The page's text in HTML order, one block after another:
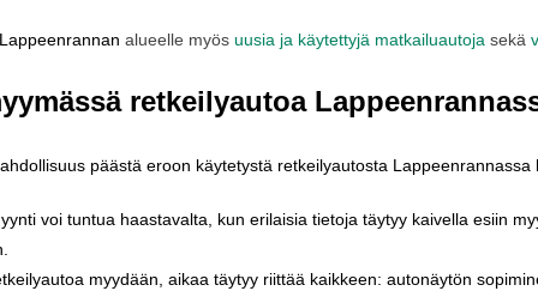
Lappeenrannan alueelle myös uusia ja käytettyjä matkailuautoja sekä
retkeilyautoa
päästä eroon käytetystä retkeilyautosta Lappeenrannassa
voi tuntua haastavalta kun erilaisia tietoja täytyy kaivella esiin
myydään aikaa täytyy riittää kaikkeen: autonäytön